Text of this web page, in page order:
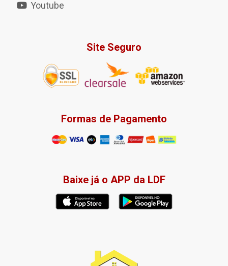
Youtube
Site Seguro
Formas de Pagamento
Baixe já o APP da LDF